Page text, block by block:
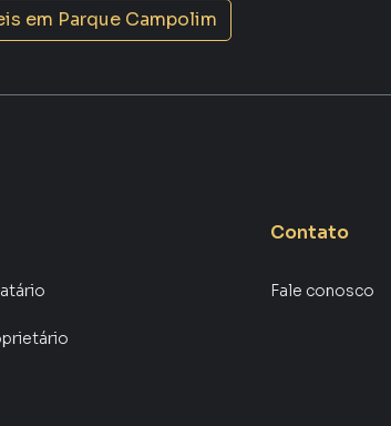
em Parque Campolim
Contato
Fale conosco